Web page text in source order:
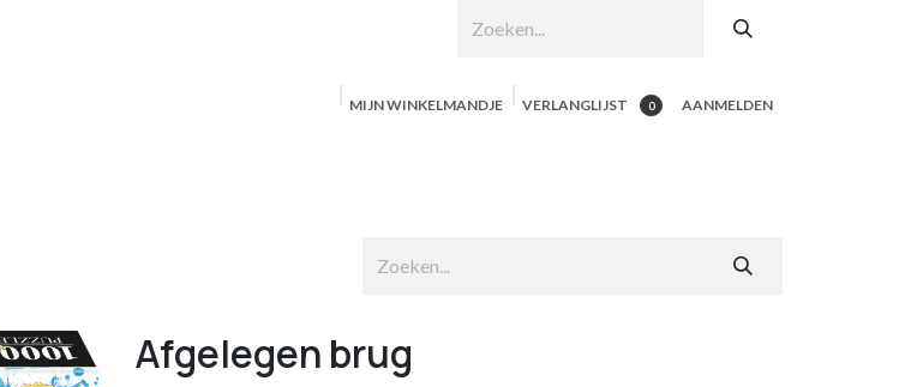
MIJN WINKELMANDJE 0
VERLANGLIJST AANMELDEN
Afgelegen brug